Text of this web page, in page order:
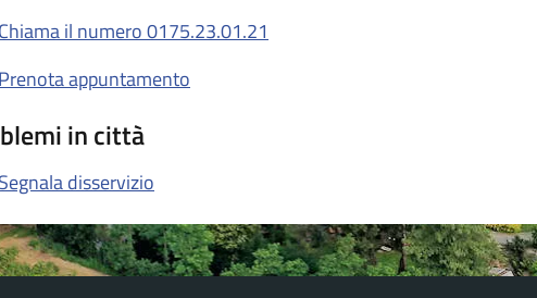
Chiama il numero 0175.23.01.21
Prenota appuntamento
in città
Segnala disservizio